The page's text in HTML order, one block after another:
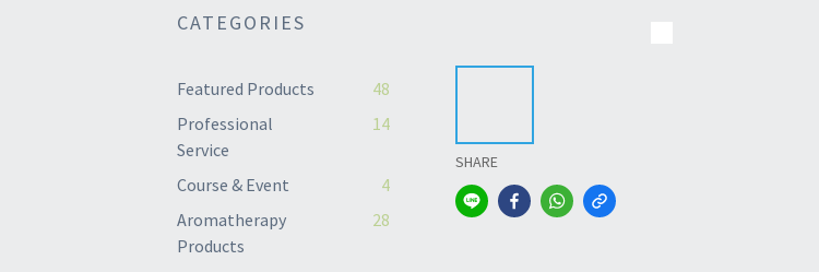
CATEGORIES
Featured Products
48
Professional
Service
14
Course & Event
4
Aromatherapy
Products
28
SHARE